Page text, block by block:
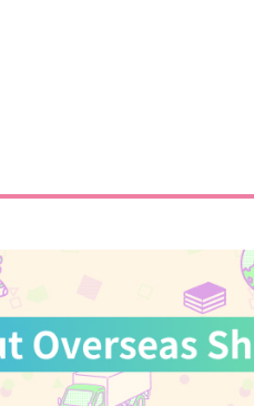
アルハイゼン×カーヴェ
サンプル